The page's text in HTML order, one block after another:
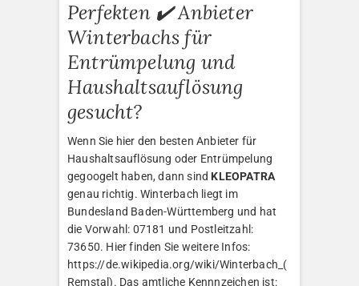
Perfekten ✔️ Anbieter
Winterbachs für
Entrümpelung und
Haushaltsauflösung
gesucht?
Wenn Sie hier den besten Anbieter für
Haushaltsauflösung oder Entrümpelung
gegoogelt haben, dann sind KLEOPATRA
genau richtig. Winterbach liegt im
Bundesland Baden-Württemberg und hat
die Vorwahl: 07181 und Postleitzahl:
73650. Hier finden Sie weitere Infos:
https://de.wikipedia.org/wiki/Winterbach_(
Remstal). Das amtliche Kennnzeichen ist: